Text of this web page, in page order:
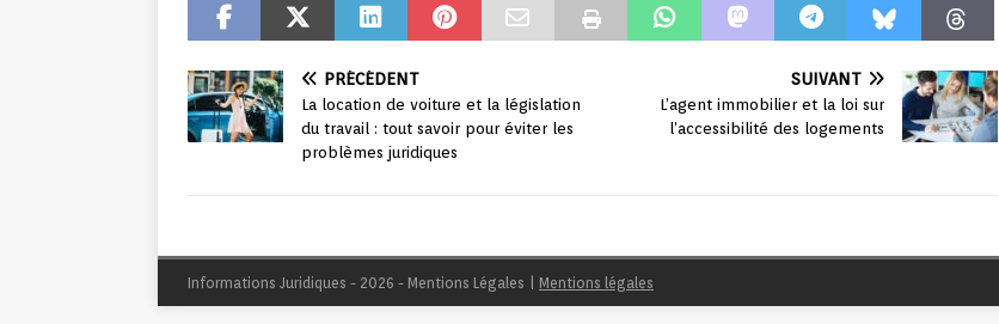
PRÉCÉDENT
La location de voiture et la législation
du travail : tout savoir pour éviter les
problèmes juridiques
SUIVANT
L’agent immobilier et la loi sur
l’accessibilité des logements
Informations Juridiques - 2026 - Mentions Légales Mentions légales